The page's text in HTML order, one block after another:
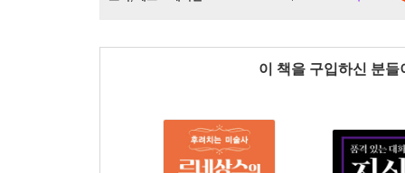
이 책을 구입하신 분